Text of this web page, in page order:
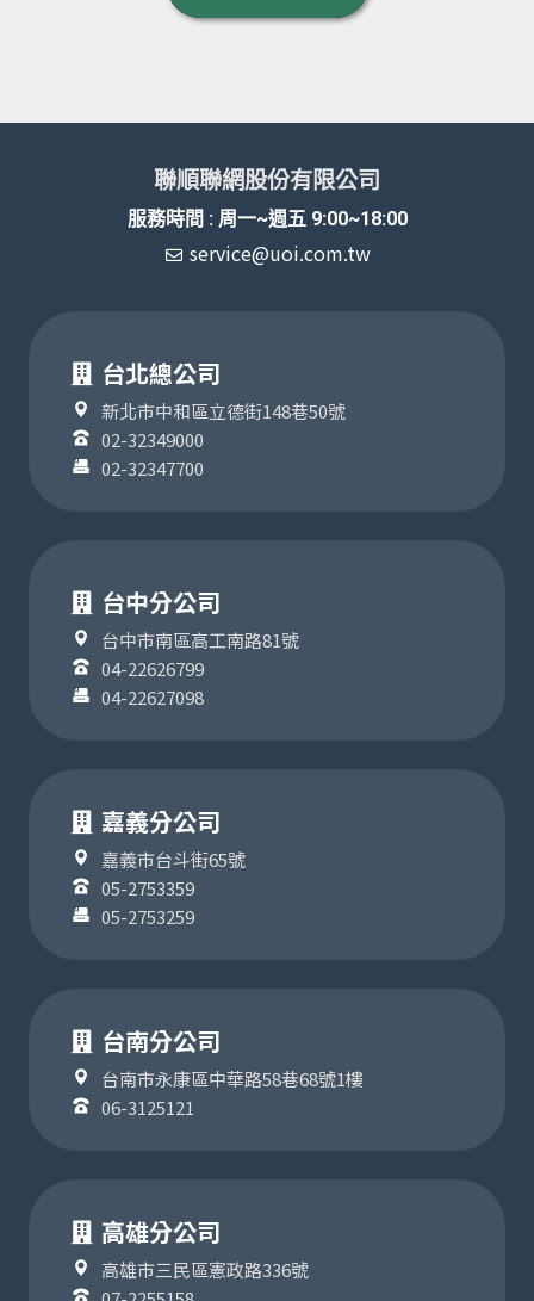
聯順聯網股份有限公司
服務時間 : 周一~週五 9:00~18:00
service@uoi.com.tw
台北總公司
新北市中和區立德街148巷50號
02-32349000
02-32347700
台中分公司
台中市南區高工南路81號
04-22626799
04-22627098
嘉義分公司
嘉義市台斗街65號
05-2753359
05-2753259
台南分公司
台南市永康區中華路58巷68號1樓
06-3125121
高雄分公司
高雄市三民區憲政路336號